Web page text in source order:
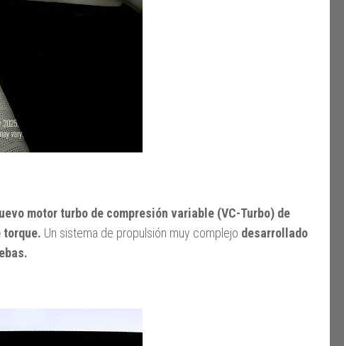
motor turbo de compresión variable (VC-Turbo) de
torque. Un sistema de propulsión muy complejo desarrollado